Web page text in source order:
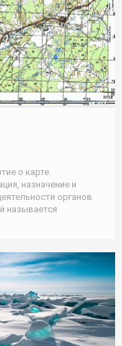
о карте.
назначение и
органов
называется